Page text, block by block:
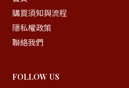
購買須知與流程
隱私權政策
聯絡我們
FOLLOW US